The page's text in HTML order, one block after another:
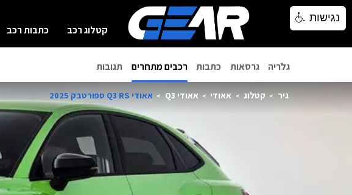
קטלוג רכב כתבות רכב
גלריה גרסאות כתבות רכבים מתחרים תגובות
גיר קטלוג אאודי אאודי Q3 אאודי Q3 RS ספורטבק 2025
נגישות
נגישות